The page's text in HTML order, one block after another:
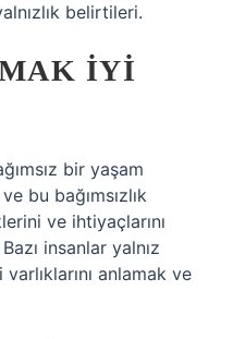
belirtileri.
IYI
bir yaşam
bu bağımsızlık
ve ihtiyaçlarını
insanlar yalnız
anlamak ve